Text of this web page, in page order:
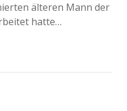
älteren Mann der
hatte…